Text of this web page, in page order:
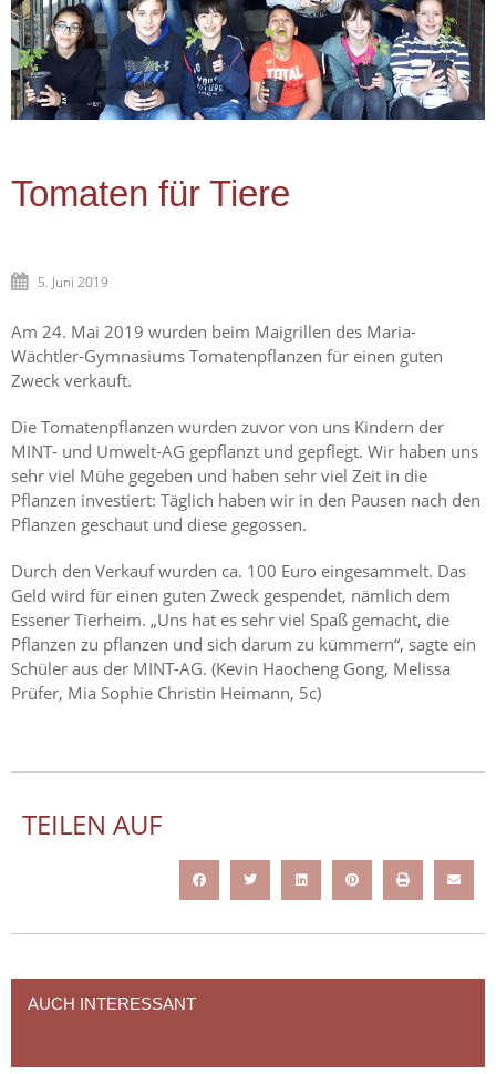
Tomaten für Tiere
5. Juni 2019
Am 24. Mai 2019 wurden beim Maigrillen des Maria-
Wächtler-Gymnasiums Tomatenpflanzen für einen guten
Zweck verkauft.
Die Tomatenpflanzen wurden zuvor von uns Kindern der
MINT- und Umwelt-AG gepflanzt und gepflegt. Wir haben uns
sehr viel Mühe gegeben und haben sehr viel Zeit in die
Pflanzen investiert: Täglich haben wir in den Pausen nach den
Pflanzen geschaut und diese gegossen.
Durch den Verkauf wurden ca. 100 Euro eingesammelt. Das
Geld wird für einen guten Zweck gespendet, nämlich dem
Essener Tierheim. „Uns hat es sehr viel Spaß gemacht, die
Pflanzen zu pflanzen und sich darum zu kümmern“, sagte ein
Schüler aus der MINT-AG. (Kevin Haocheng Gong, Melissa
Prüfer, Mia Sophie Christin Heimann, 5c)
TEILEN AUF
AUCH INTERESSANT